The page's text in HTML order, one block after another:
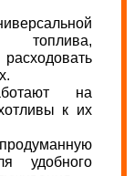
на
к их
удобного